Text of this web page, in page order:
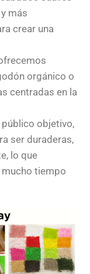
más
crear una
orgánico o
centradas en la
público objetivo,
ser duraderas,
lo que
mucho tiempo